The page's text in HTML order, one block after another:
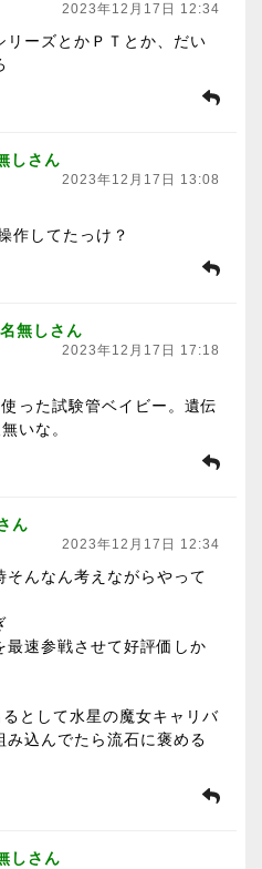
2023年12月17日 12:34
リーズとかＰＴとか、だい
しさん
2023年12月17日 13:08
作してたっけ？
無しさん
2023年12月17日 17:18
った試験管ベイビー。遺伝
いな。
ん
2023年12月17日 12:34
んなん考えながらやって
速参戦させて好評価しか
として水星の魔女キャリバ
込んでたら流石に褒める
しさん